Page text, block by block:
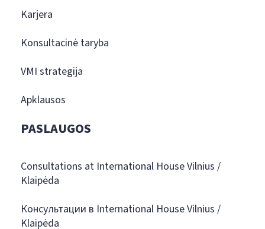
Karjera
Konsultacinė taryba
VMI strategija
Apklausos
PASLAUGOS
Consultations at International House Vilnius /
Klaipėda
Консультации в International House Vilnius /
Klaipėda